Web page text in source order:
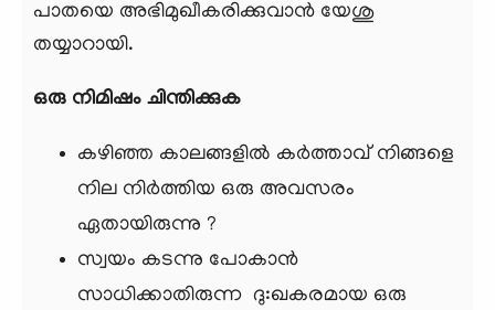
പാതയെ അഭിമുഖീകരിക്കുവാന്‍ യേശു
തയ്യാറായി.
ഒരു നിമിഷം ചിന്തിക്കുക
കഴിഞ്ഞ കാലങ്ങളില്‍ കര്‍ത്താവ് നിങ്ങളെ
നില നിര്‍ത്തിയ ഒരു അവസരം
ഏതായിരുന്നു ?
സ്വയം കടന്നു പോകാന്‍
സാധിക്കാതിരുന്ന ദു:ഖകരമായ ഒരു